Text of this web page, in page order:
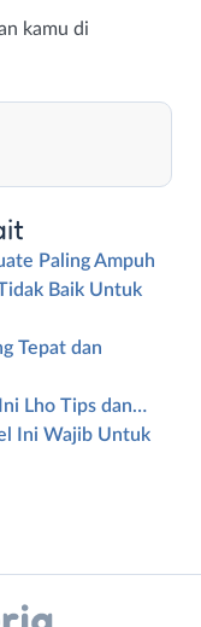
kamu di
Paling Ampuh
Baik Untuk
Tepat dan
Lho Tips dan…
Ini Wajib Untuk